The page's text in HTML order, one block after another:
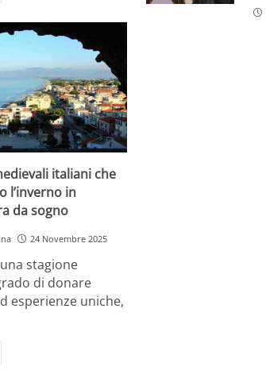
italiani che
l’inverno in
da sogno
24 Novembre 2025
stagione
di donare
esperienze uniche,